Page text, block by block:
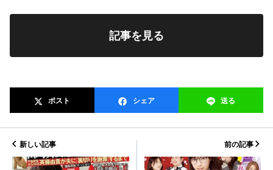
記事を見る
ポスト シェア 送る
新しい記事 前の記事